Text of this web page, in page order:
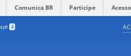
Comunica BR Participe
4